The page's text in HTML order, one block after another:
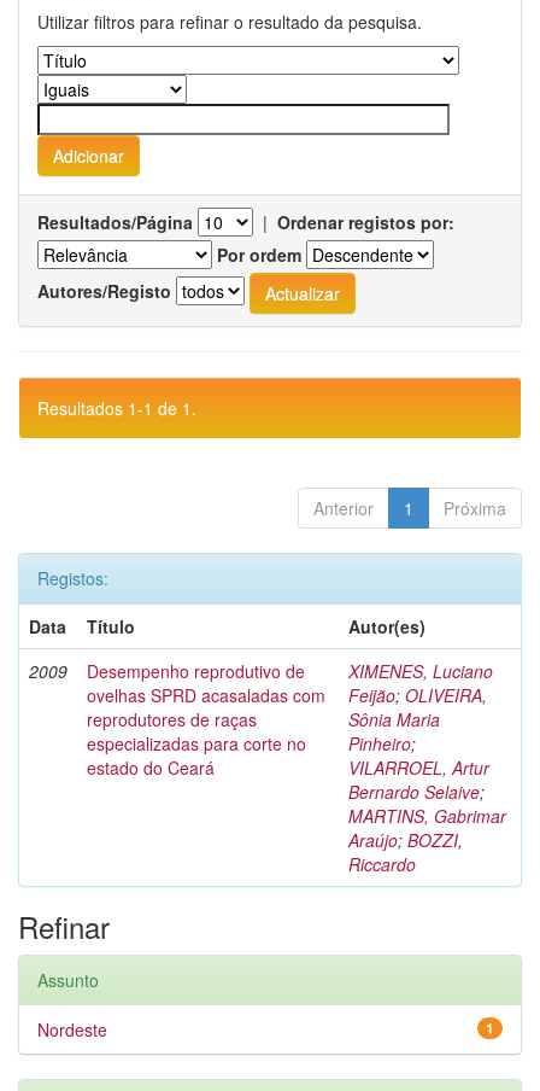
Utilizar filtros para refinar o resultado da pesquisa.
Resultados/Página | Ordenar registos por:
Por ordem
Autores/Registo
Resultados 1-1 de 1.
Anterior 1 Próxima
Registos:
Data
Título
Autor(es)
2009
Desempenho reprodutivo de
ovelhas SPRD acasaladas com
reprodutores de raças
especializadas para corte no
estado do Ceará
XIMENES, Luciano
Feijão; OLIVEIRA,
Sônia Maria
Pinheiro;
VILARROEL, Artur
Bernardo Selaive;
MARTINS, Gabrimar
Araújo; BOZZI,
Riccardo
Refinar
Assunto
1
Nordeste